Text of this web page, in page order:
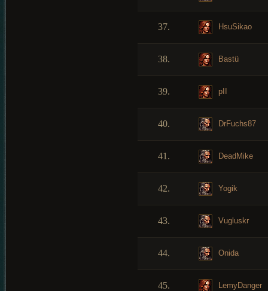
37. HsuSikao
38. Bastü
39. pII
40. DrFuchs87
41. DeadMike
42. Yogik
43. Vugluskr
44. Onida
45. LemyDanger